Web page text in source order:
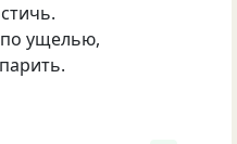
по ущелью,